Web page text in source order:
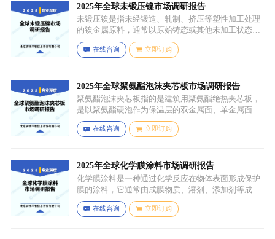
先进行皂化反应得到脂肪酸盐，再经过酸化、酯化等
一系列反应，将甘油与油酸结合，并引入 PCA 基团，
从而得到 PCA 甘油油酸酯。
2025年全球未锻压镍市场调研报告
未锻压镍是指未经锻造、轧制、挤压等塑性加工处理
的镍金属原料，通常以原始铸态或其他未加工状态存
在，一般为块状、锭状、粒状或其他铸造成型的原始
形态，表面可能保留铸造过程中形成的粗糙纹理或缺
力学性能，质地较脆且强度较低。
在线咨询 立即订购
2025年全球聚氨酯泡沫夹芯板市场调研报告
聚氨酯泡沫夹芯板指的是建筑用聚氨酯绝热夹芯板，
是以聚氨酯硬泡作为保温层的双金属面、单金属面或
非金属面复合板材。
在线咨询 立即订购
2025年全球化学膜涂料市场调研报告
化学膜涂料是一种通过化学反应在物体表面形成保护
膜的涂料，它通常由成膜物质、溶剂、添加剂等成分
组成。成膜物质是涂料的主要成分，它在施工后通过
化学反应（如聚合反应、交联反应等）形成连续的、
在线咨询 立即订购